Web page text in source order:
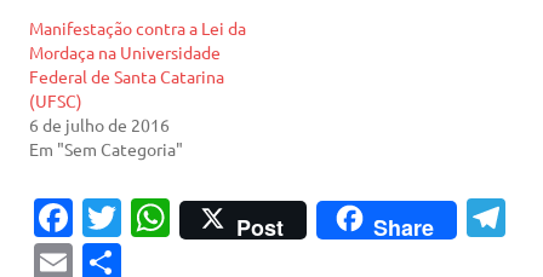
Manifestação contra a Lei da
Mordaça na Universidade
Federal de Santa Catarina
(UFSC)
6 de julho de 2016
Em "Sem Categoria"
Fa
c
T
W
h
Post Share
E